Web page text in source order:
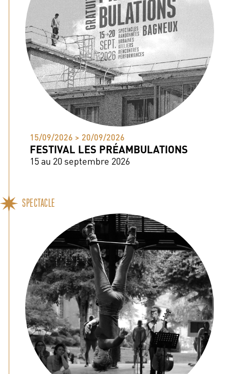
15/09/2026 > 20/09/2026
FESTIVAL LES PRÉAMBULATIONS
15 au 20 septembre 2026
SPECTACLE